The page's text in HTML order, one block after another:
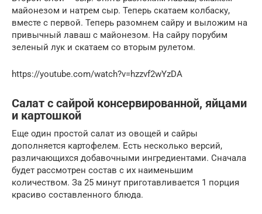
майонезом и натрем сыр. Теперь скатаем колбаску,
вместе с первой. Теперь разомнем сайру и выложим на
привычный лаваш с майонезом. На сайру порубим
зеленый лук и скатаем со вторым рулетом.
https://youtube.com/watch?v=hzzvf2wYzDA
Салат с сайрой консервированной, яйцами
и картошкой
Еще один простой салат из овощей и сайры
дополняется картофелем. Есть несколько версий,
различающихся добавочными ингредиентами. Сначала
будет рассмотрен состав с их наименьшим
количеством. За 25 минут приготавливается 1 порция
красиво составленного блюда.